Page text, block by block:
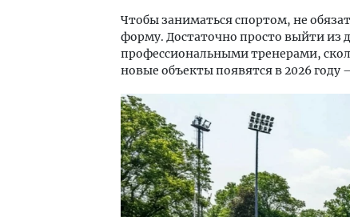
Чтобы заниматься спортом, не
форму. Достаточно просто выйти из
профессиональными тренерами,
новые объекты появятся в 2026